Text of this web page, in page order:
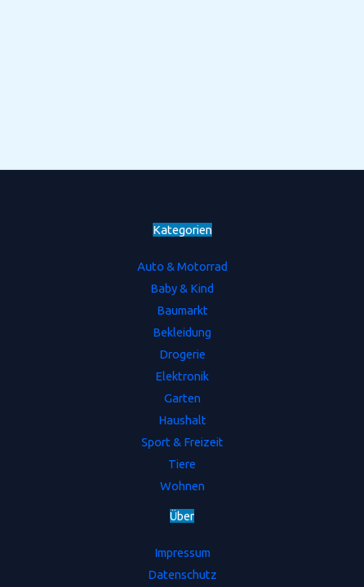
Kategorien
Auto & Motorrad
Baby & Kind
Baumarkt
Bekleidung
Drogerie
Elektronik
Garten
Haushalt
Sport & Freizeit
Tiere
Wohnen
Über
Impressum
Datenschutz